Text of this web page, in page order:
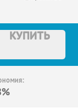
КУПИТЬ